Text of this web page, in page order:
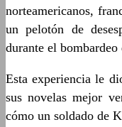
norteamericanos,
un pelotón de
durante el
Esta experiencia le
sus novelas mejor
cómo un soldado de